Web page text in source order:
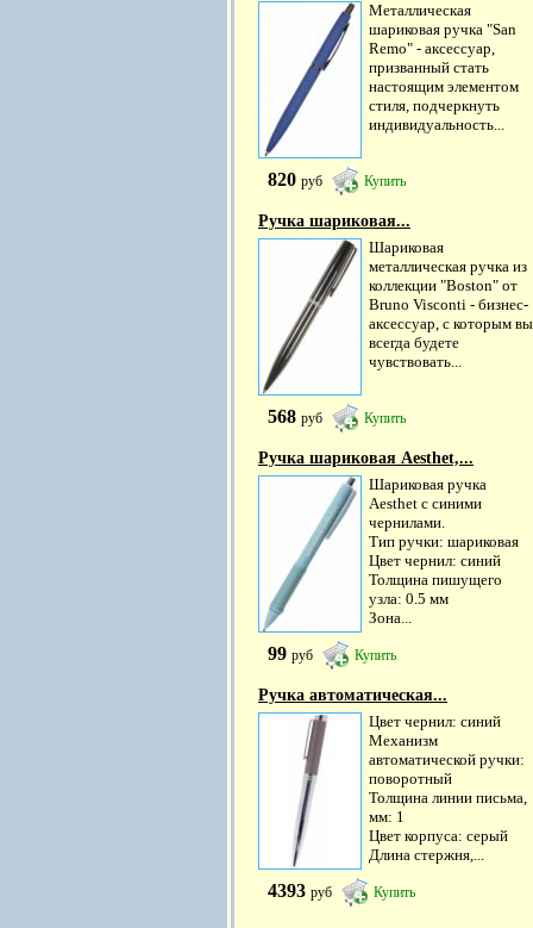
Металлическая
шариковая ручка "San
Remo" - аксессуар,
призванный стать
настоящим элементом
стиля, подчеркнуть
индивидуальность...
820 руб Купить
Ручка шариковая...
Шариковая
металлическая ручка из
коллекции "Boston" от
Bruno Visconti - бизнес-
аксессуар, с которым вы
всегда будете
чувствовать...
568 руб Купить
Ручка шариковая Aesthet,...
Шариковая ручка
Aesthet с синими
чернилами.
Тип ручки: шариковая
Цвет чернил: синий
Толщина пишущего
узла: 0.5 мм
Зона...
99 руб Купить
Ручка автоматическая...
Цвет чернил: синий
Механизм
автоматической ручки:
поворотный
Толщина линии письма,
мм: 1
Цвет корпуса: серый
Длина стержня,...
4393 руб Купить